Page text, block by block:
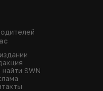
найти SWN